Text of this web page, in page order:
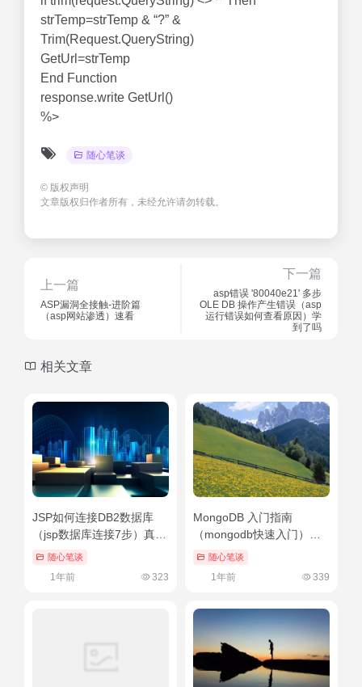
strTemp=strTemp & “?” &
Trim(Request.QueryString)
GetUrl=strTemp
End Function
response.write GetUrl()
%>
随心笔谈
© 版权声明
文章版权归作者所有，未经允许请勿转载。
上一篇
ASP漏洞全接触-进阶篇
（asp网站渗透）速看
下一篇
asp错误 '80040e21' 多步
OLE DB 操作产生错误（asp
运行错误如何查看原因）学
到了吗
相关文章
JSP如何连接DB2数据库
（jsp数据库连接7步）真没
想到随心笔谈
1年前 323
MongoDB 入门指南
（mongodb快速入门）原
创 随心笔谈
1年前 339